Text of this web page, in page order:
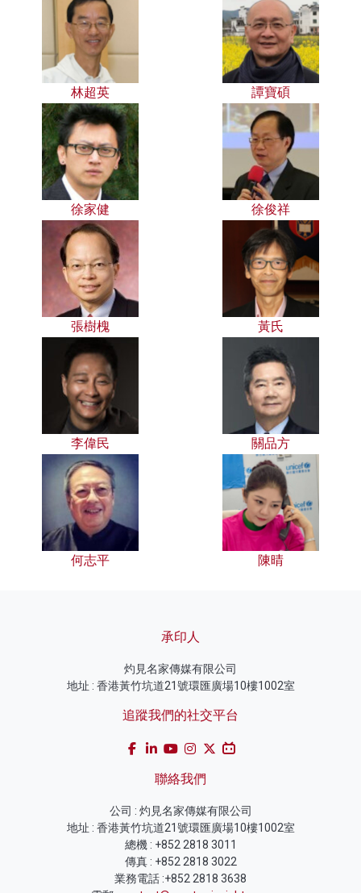
林超英 譚寶碩
徐家健 徐俊祥
張樹槐 黃氏
李偉民 關品方
何志平 陳晴
承印人
灼見名家傳媒有限公司
地址 : 香港黃竹坑道21號環匯廣場10樓1002室
追蹤我們的社交平台
聯絡我們
公司 : 灼見名家傳媒有限公司
地址 : 香港黃竹坑道21號環匯廣場10樓1002室
總機 : +852 2818 3011
傳真 : +852 2818 3022
業務電話 :+852 2818 3638